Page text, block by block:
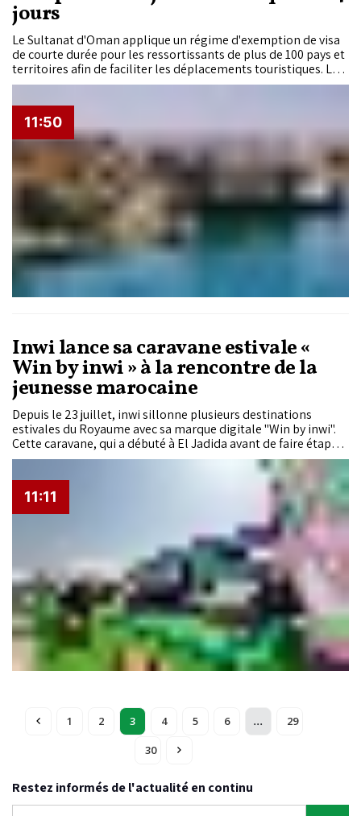
jours
Le Sultanat d'Oman applique un régime d'exemption de visa
de courte durée pour les ressortissants de plus de 100 pays et
territoires afin de faciliter les déplacements touristiques. Les
citoyens marocains figurent parmi les nationalités éligibles à
à des conditions spécifiques.
11:50
Inwi lance sa caravane estivale «
Win by inwi » à la rencontre de la
jeunesse marocaine
Depuis le 23 juillet, inwi sillonne plusieurs destinations
estivales du Royaume avec sa marque digitale "Win by inwi".
Cette caravane, qui a débuté à El Jadida avant de faire étape à
Bouznika puis Tanger, propose aux jeunes Marocains des
espaces de découverte, de personnalisation de l'offre mobile,
divertissement, dans le cadre de la campagne « 3ADI JIDAN ».
11:11
1 2 3 4 5 6 ...
29
30
Restez informés de l'actualité en continu